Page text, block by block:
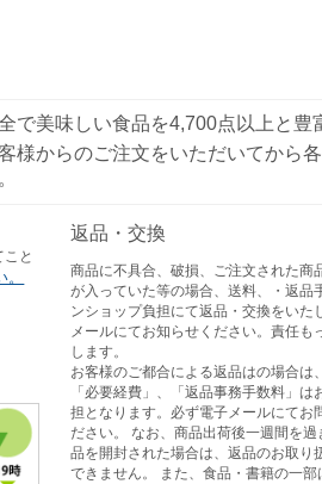
美味しい食品を4,700点以上と
からのご注文をいただいてから
と
返品・交換
商品に不具合、破損、ご注文された商
が入っていた等の場合、送料、・返品
ンショップ負担にて返品・交換をいた
メールにてお知らせください。責任も
します。
お客様のご都合による返品はの場合は
「必要経費」、「返品事務手数料」は
担となります。必ず電子メールにてお
ださい。 なお、商品出荷後一週間を過
品を開封された場合は、返品のお取り
できません。 また、食品・書籍の一部